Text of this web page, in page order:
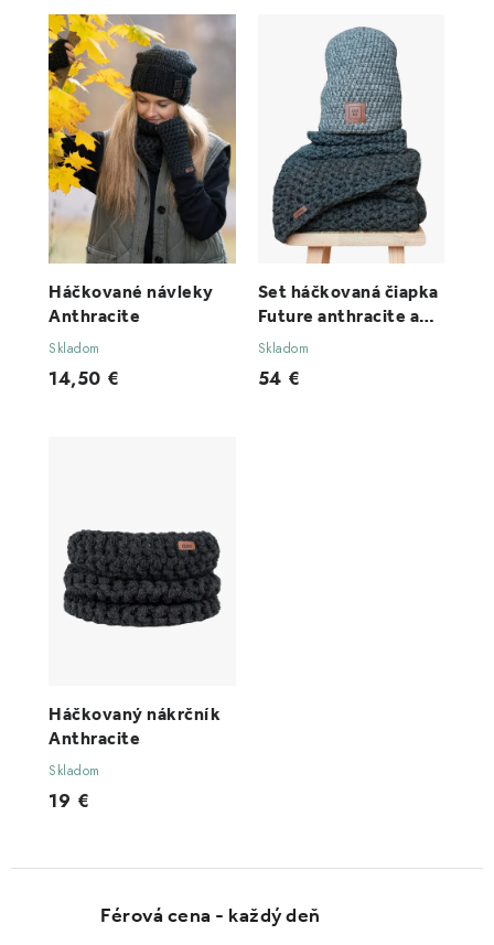
Férová cena - každý deň
Háčkované návleky
Anthracite
Skladom
14,50 €
Set háčkovaná čiapka
Future anthracite a
šál dark
Skladom
54 €
Háčkovaný nákrčník
Anthracite
Skladom
19 €